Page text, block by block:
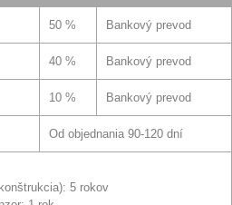
50 % Bankový prevod
40 % Bankový prevod
10 % Bankový prevod
Od objednania 90-120 dní
5 rokov